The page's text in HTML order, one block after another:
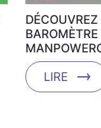
DÉCOUVREZ
LIRE